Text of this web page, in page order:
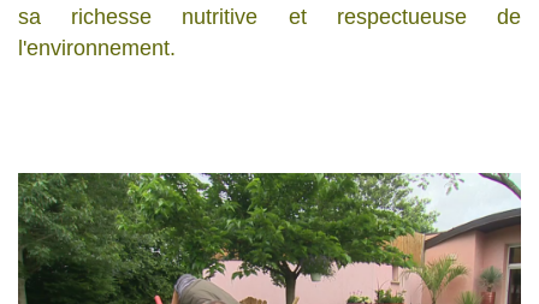
sa richesse nutritive et respectueuse de
l'environnement.